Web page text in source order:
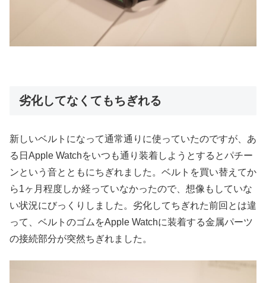
劣化してなくてもちぎれる
新しいベルトになって通常通りに使っていたのですが、あ
る日Apple Watchをいつも通り装着しようとするとパチー
ンという音とともにちぎれました。ベルトを買い替えてか
ら1ヶ月程度しか経っていなかったので、想像もしていな
い状況にびっくりしました。劣化してちぎれた前回とは違
って、ベルトのゴムをApple Watchに装着する金属パーツ
の接続部分が突然ちぎれました。